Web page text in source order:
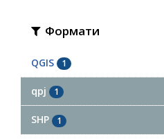
Формати
QGIS 1
qpj 1
SHP 1